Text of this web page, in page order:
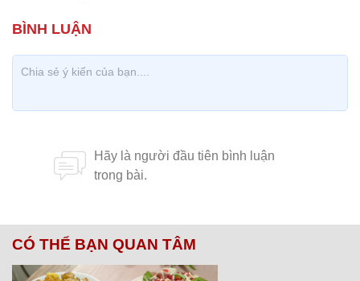
CÓ THỂ BẠN QUAN TÂM